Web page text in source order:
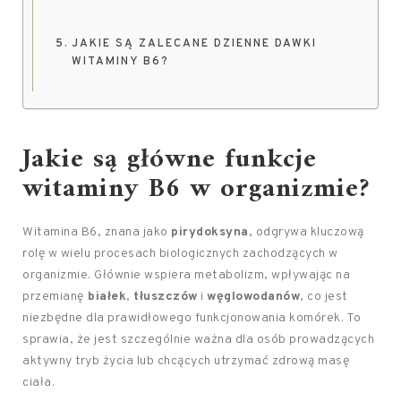
JAKIE SĄ ZALECANE DZIENNE DAWKI
WITAMINY B6?
Jakie są główne funkcje
witaminy B6 w organizmie?
Witamina B6, znana jako pirydoksyna, odgrywa kluczową
rolę w wielu procesach biologicznych zachodzących w
organizmie. Głównie wspiera metabolizm, wpływając na
przemianę białek, tłuszczów i węglowodanów, co jest
niezbędne dla prawidłowego funkcjonowania komórek. To
sprawia, że jest szczególnie ważna dla osób prowadzących
aktywny tryb życia lub chcących utrzymać zdrową masę
ciała.